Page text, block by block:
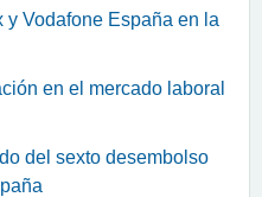
y Vodafone España en la
en el mercado laboral
del sexto desembolso